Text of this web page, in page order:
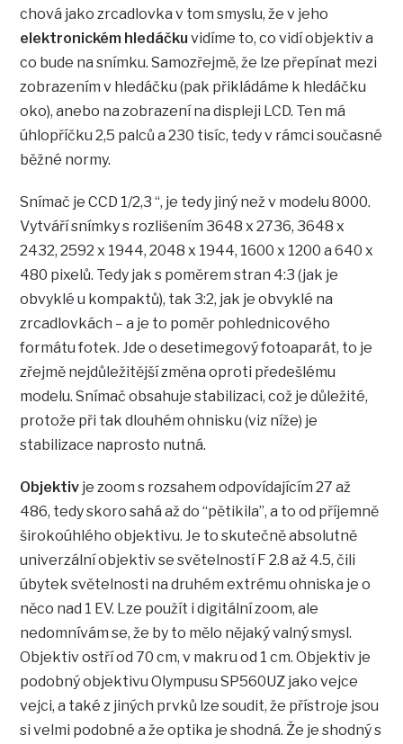
chová jako zrcadlovka v tom smyslu, že v jeho
elektronickém hledáčkuvidíme to, co vidí objektiv a
co bude na snímku. Samozřejmě, že lze přepínat mezi
zobrazením v hledáčku (pak přikládáme k hledáčku
oko), anebo na zobrazení na displeji LCD. Ten má
úhlopříčku 2,5 palců a 230 tisíc, tedy v rámci současné
běžné normy.
Snímač je CCD 1/2,3 “, je tedy jiný než v modelu 8000.
Vytváří snímky s rozlišením 3648 x 2736, 3648 x
2432, 2592 x 1944, 2048 x 1944, 1600 x 1200 a 640 x
480 pixelů. Tedy jak s poměrem stran 4:3 (jak je
obvyklé u kompaktů), tak 3:2, jak je obvyklé na
zrcadlovkách – a je to poměr pohlednicového
formátu fotek. Jde o desetimegový fotoaparát, to je
zřejmě nejdůležitější změna oproti předešlému
modelu. Snímač obsahuje stabilizaci, což je důležité,
protože při tak dlouhém ohnisku (viz níže) je
stabilizace naprosto nutná.
Objektiv je zoom s rozsahem odpovídajícím 27 až
486, tedy skoro sahá až do “pětikila”, a to od příjemně
širokoúhlého objektivu. Je to skutečně absolutně
univerzální objektiv se světelností F 2.8 až 4.5, čili
úbytek světelnosti na druhém extrému ohniska je o
něco nad 1 EV. Lze použít i digitální zoom, ale
nedomnívám se, že by to mělo nějaký valný smysl.
Objektiv ostří od 70 cm, v makru od 1 cm. Objektiv je
podobný objektivu Olympusu SP560UZ jako vejce
vejci, a také z jiných prvků lze soudit, že přístroje jsou
si velmi podobné a že optika je shodná. Že je shodný s